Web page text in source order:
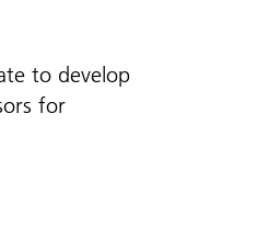
to develop
for